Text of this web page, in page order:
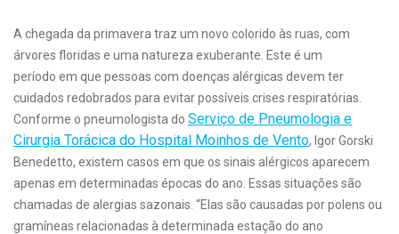
A chegada da primavera traz um novo colorido às ruas, com
árvores floridas e uma natureza exuberante. Este é um
período em que pessoas com doenças alérgicas devem ter
cuidados redobrados para evitar possíveis crises respiratórias.
Conforme o pneumologista do Serviço de Pneumologia e
Cirurgia Torácica do Hospital Moinhos de Vento, Igor Gorski
Benedetto, existem casos em que os sinais alérgicos aparecem
apenas em determinadas épocas do ano. Essas situações são
chamadas de alergias sazonais. “Elas são causadas por polens ou
gramíneas relacionadas à determinada estação do ano